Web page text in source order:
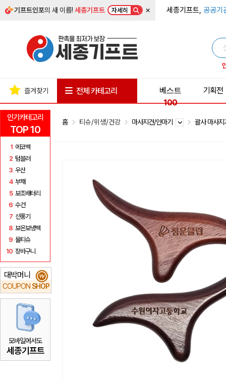
기프트인포의 새 이름!세종기프트 자세히 × 세종기프트, 공공기
인기카테고리
TOP 10
1 에코백
2 텀블러
3 우산
4 부채
5 보조배터리
6 수건
7 선풍기
8 보온보냉백
9 물티슈
10 장바구니
대박머니
COUPON SHOP
₩
모바일에서도
세종기프트
즐겨찾기 전체 카테고리
베스트
100
기획전
홈 티슈/위생/건강 마사지건/안마기 괄사 마사